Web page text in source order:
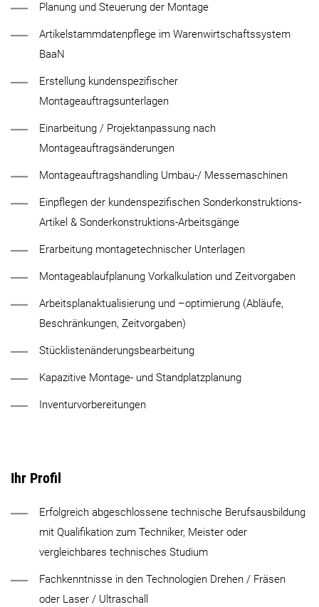
Planung und Steuerung der Montage
Artikelstammdatenpflege im Warenwirtschaftssystem
BaaN
Erstellung kundenspezifischer
Montageauftragsunterlagen
Einarbeitung / Projektanpassung nach
Montageauftragsänderungen
Montageauftragshandling Umbau-/ Messemaschinen
Einpflegen der kundenspezifischen Sonderkonstruktions-
Artikel & Sonderkonstruktions-Arbeitsgänge
Erarbeitung montagetechnischer Unterlagen
Montageablaufplanung Vorkalkulation und Zeitvorgaben
Arbeitsplanaktualisierung und –optimierung (Abläufe,
Beschränkungen, Zeitvorgaben)
Stücklistenänderungsbearbeitung
Kapazitive Montage- und Standplatzplanung
Inventurvorbereitungen
Ihr Profil
Erfolgreich abgeschlossene technische Berufsausbildung
mit Qualifikation zum Techniker, Meister oder
vergleichbares technisches Studium
Fachkenntnisse in den Technologien Drehen / Fräsen
oder Laser / Ultraschall